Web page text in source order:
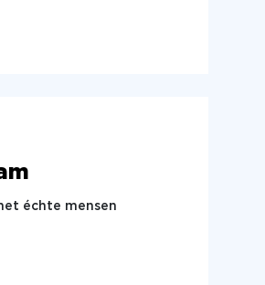
échte mensen